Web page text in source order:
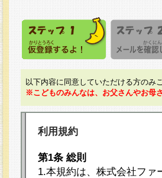
以下内容に同意していただける方のみ
※こどものみんなは、お父さんやお母
利用規約
第1条 総則
1.本規約は、株式会社ファ